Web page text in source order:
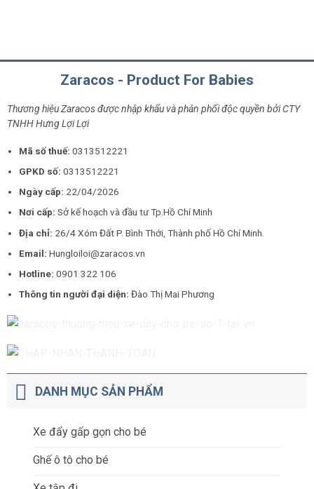
Zaracos - Product For Babies
Thương hiệu Zaracos được nhập khẩu và phân phối độc quyền bởi CTY
TNHH Hưng Lợi Lợi
Mã số thuế: 0313512221
GPKD số:0313512221
Ngày cấp: 22/04/2026
Nơi cấp:Sở kế hoạch và đầu tư Tp.Hồ Chí Minh
Địa chỉ: 26/4 Xóm Đất P. Bình Thới, Thành phố Hồ Chí Minh.
Email:Hungloiloi@zaracos.vn
Hotline:0901 322 106
Thông tin người đại diện:Đào Thị Mai Phương
DANH MỤC SẢN PHẨM
Xe đẩy gấp gọn cho bé
Ghế ô tô cho bé